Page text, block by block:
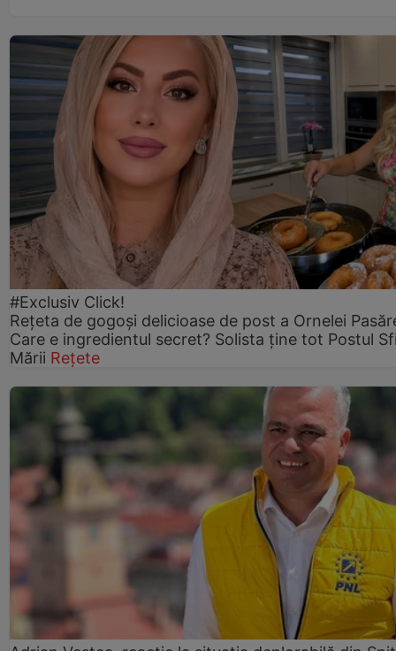
#Exclusiv Click!
Rețeta de gogoşi delicioase de post a Ornelei
Care e ingredientul secret? Solista ține tot Postul
Mării Rețete